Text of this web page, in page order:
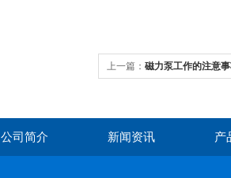
上一篇： 磁力泵工作的注意
公司简介 新闻资讯 产